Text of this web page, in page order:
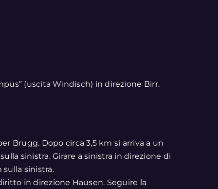
(uscita Windisch) in direzione Birr.
Brugg. Dopo circa 3,5 km si arriva a un
sinistra. Girare a sinistra in direzione di
sulla sinistra.
in direzione Hausen. Seguire la